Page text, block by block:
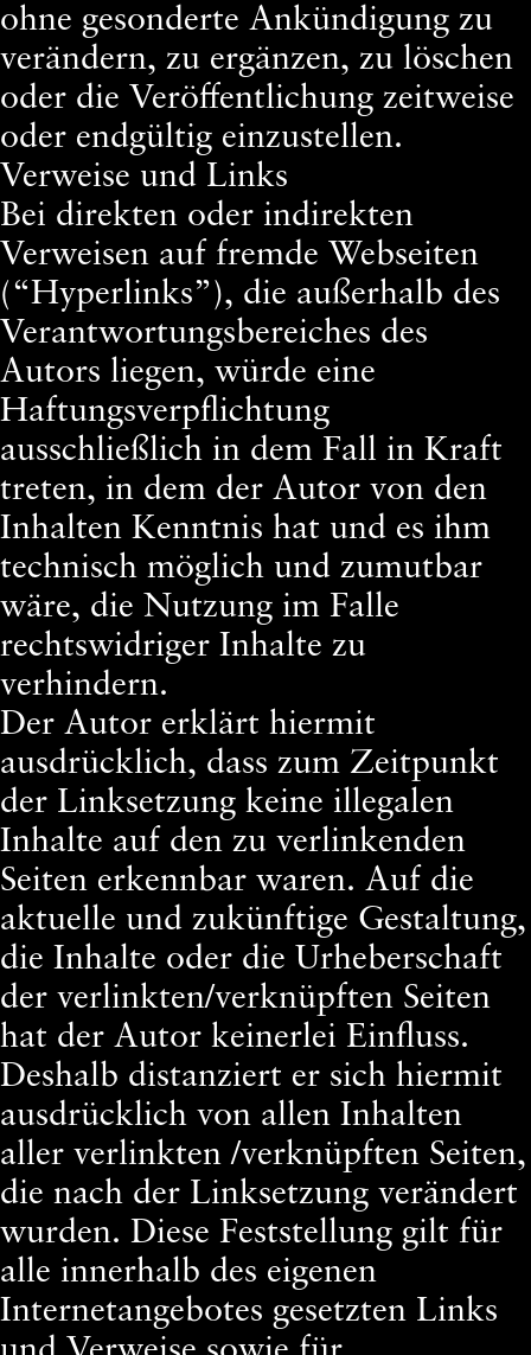
ohne gesonderte Ankündigung zu
verändern, zu ergänzen, zu löschen
oder die Veröffentlichung zeitweise
oder endgültig einzustellen.
Verweise und Links
Bei direkten oder indirekten
Verweisen auf fremde Webseiten
(“Hyperlinks”), die außerhalb des
Verantwortungsbereiches des
Autors liegen, würde eine
Haftungsverpflichtung
ausschließlich in dem Fall in Kraft
treten, in dem der Autor von den
Inhalten Kenntnis hat und es ihm
technisch möglich und zumutbar
wäre, die Nutzung im Falle
rechtswidriger Inhalte zu
verhindern.
Der Autor erklärt hiermit
ausdrücklich, dass zum Zeitpunkt
der Linksetzung keine illegalen
Inhalte auf den zu verlinkenden
Seiten erkennbar waren. Auf die
aktuelle und zukünftige Gestaltung,
die Inhalte oder die Urheberschaft
der verlinkten/verknüpften Seiten
hat der Autor keinerlei Einfluss.
Deshalb distanziert er sich hiermit
ausdrücklich von allen Inhalten
aller verlinkten /verknüpften Seiten,
die nach der Linksetzung verändert
wurden. Diese Feststellung gilt für
alle innerhalb des eigenen
Internetangebotes gesetzten Links